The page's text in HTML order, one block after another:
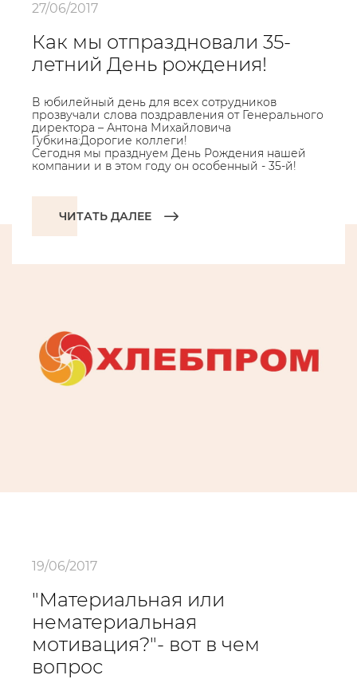
27/06/2017
Как мы отпраздновали 35-
летний День рождения!
В юбилейный день для всех сотрудников
прозвучали слова поздравления от Генерального
директора – Антона Михайловича
Губкина:Дорогие коллеги!
Сегодня мы празднуем День Рождения нашей
компании и в этом году он особенный - 35-й!
ЧИТАТЬ ДАЛЕЕ
19/06/2017
"Материальная или
нематериальная
мотивация?"- вот в чем
вопрос